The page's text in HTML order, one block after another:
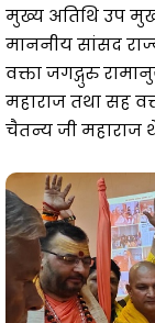
मुख्य अतिथि उप
माननीय सांसद
वक्ता जगद्गुरु
महाराज तथा सह
चैतन्य जी महाराज